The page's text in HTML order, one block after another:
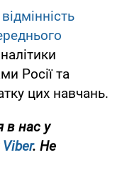
Росії та
цих навчань.
в нас у
Viber. Не